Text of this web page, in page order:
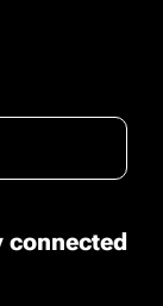
connected